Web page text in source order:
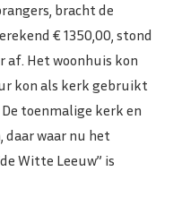
bracht de
€ 1350,00, stond
af. Het woonhuis kon
kon als kerk gebruikt
toenmalige kerk en
daar waar nu het
Witte Leeuw” is